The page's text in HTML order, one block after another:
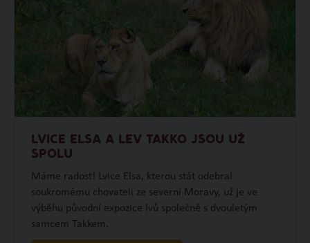
LVICE ELSA A LEV TAKKO JSOU UŽ
SPOLU
Máme radost! Lvice Elsa, kterou stát odebral
soukromému chovateli ze severní Moravy, už je ve
výběhu původní expozice lvů společně s dvouletým
samcem Takkem.